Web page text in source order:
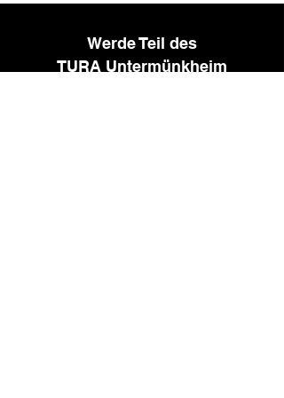
Werde Teil des
TURA Untermünkheim